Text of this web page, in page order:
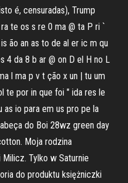
é, censuradas), Trump
te os s re 0 ma @ ta P ri `
ão an as to de al er ic m qu
4 da 8 b ar @ on D el H no L
l ma p v t ção x un | tu um
te por in que foi " ida res le
as io para em us pro pe la
do Boi 28wz green day
Moja rodzina
Tylko w Saturnie
do produktu księżniczki